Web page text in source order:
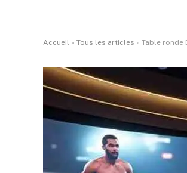
Accueil » Tous les articles » Table ronde